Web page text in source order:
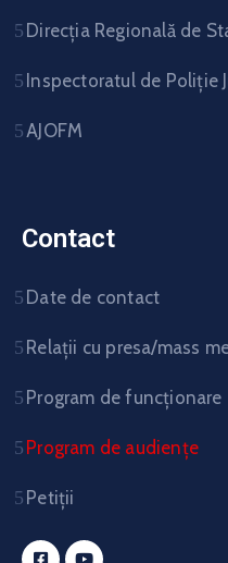
Direcția Regională de
Inspectoratul de Poliție
AJOFM
Contact
Date de contact
Relații cu presa/mass
Program de funcționare
Program de audiențe
Petiții